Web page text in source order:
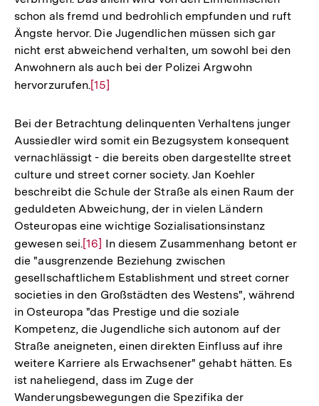
schon als fremd und bedrohlich empfunden und ruft
Ängste hervor. Die Jugendlichen müssen sich gar
nicht erst abweichend verhalten, um sowohl bei den
Anwohnern als auch bei der Polizei Argwohn
hervorzurufen.Zur
der
Fußnote
[15]
Bei der Betrachtung delinquenten Verhaltens junger
Aussiedler wird somit ein Bezugsystem konsequent
vernachlässigt - die bereits oben dargestellte street
culture und street corner society. Jan Koehler
beschreibt die Schule der Straße als einen Raum der
geduldeten Abweichung, der in vielen Ländern
Osteuropas eine wichtige Sozialisationsinstanz
gewesen sei.Zur
Auflösung
der
Fußnote
[16] In diesem Zusammenhang betont er
die "ausgrenzende Beziehung zwischen
gesellschaftlichem Establishment und street corner
societies in den Großstädten des Westens", während
in Osteuropa "das Prestige und die soziale
Kompetenz, die Jugendliche sich autonom auf der
Straße aneigneten, einen direkten Einfluss auf ihre
weitere Karriere als Erwachsener" gehabt hätten. Es
ist naheliegend, dass im Zuge der
Wanderungsbewegungen die Spezifika der